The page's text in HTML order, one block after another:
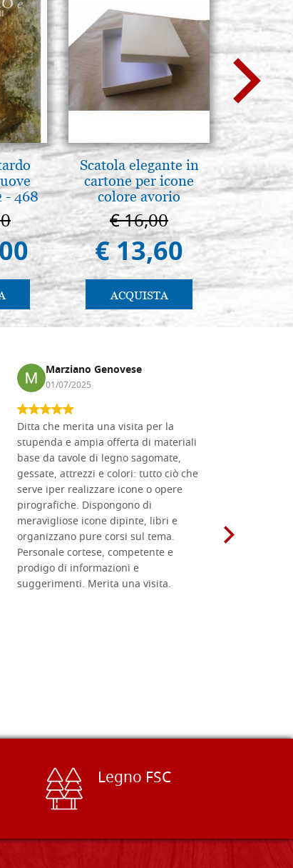
- 468
Scatola elegante in
cartone per icone
colore avorio
€ 16,00
€ 13,60
ACQUISTA
€
€
Marziano Genovese
01/07/2025
Ditta che merita una visita per la
stupenda e ampia offerta di materiali
base da tavole di legno sagomate,
gessate, attrezzi e colori: tutto ciò che
serve iper realizzare icone o opere
pirografiche. Dispongono di
meravigliose icone dipinte, libri e
organizzano pure corsi sul tema.
Personale cortese, competente e
prodigo di informazioni e
suggerimenti. Merita una visita.
Legno FSC